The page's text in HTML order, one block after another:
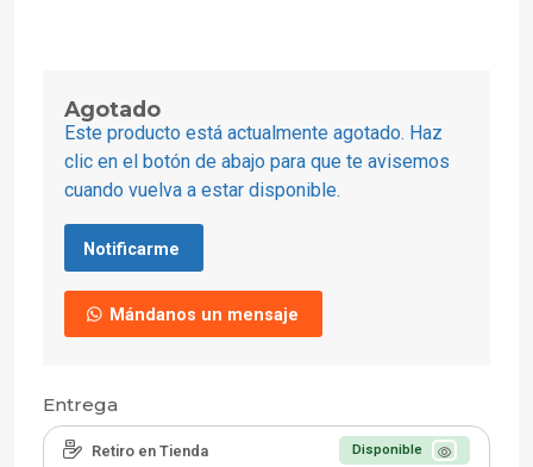
Agotado
Este producto está actualmente agotado. Haz
clic en el botón de abajo para que te avisemos
cuando vuelva a estar disponible.
Notificarme
Mándanos un mensaje
Entrega
Retiro en Tienda Disponible